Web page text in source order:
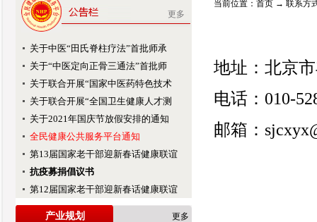
更多
关于中医“田氏脊柱疗法”首批师承
关于“中医定向正骨三通法”首批师
关于联合开展“国家中医药特色技术
关于联合开展“全国卫生健康人才测
关于2021年国庆节放假安排的通知
全民健康公共服务平台通知
第13届国家老干部迎新春话健康联谊
抗疫募捐倡议书
第12届国家老干部迎新春话健康联谊
产业规划 更多
当前位置： 首页 → 联系方
地址：北京
电话：010-
邮箱：